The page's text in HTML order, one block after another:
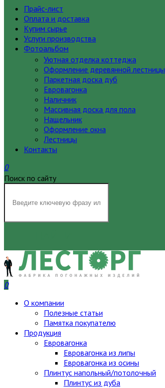
Прайс-лист
Оплата и доставка
Купим сырье
Услуги производства
Фотоальбом
Уютная отделка коттеджа
Оформление деревянной лестницы
Паркетная доска дуб
Евровагонка
Наличник
Массивная доска для пола
Нащельник
Оформление окна
Лестницы
Контакты
0
Поиск по сайту
0
О компании
Полезные статьи
Памятка покупателю
Продукция
Евровагонка
Евровагонка из липы
Евровагонка из осины
Плинтус напольный/потолочный
Плинтус из дуба